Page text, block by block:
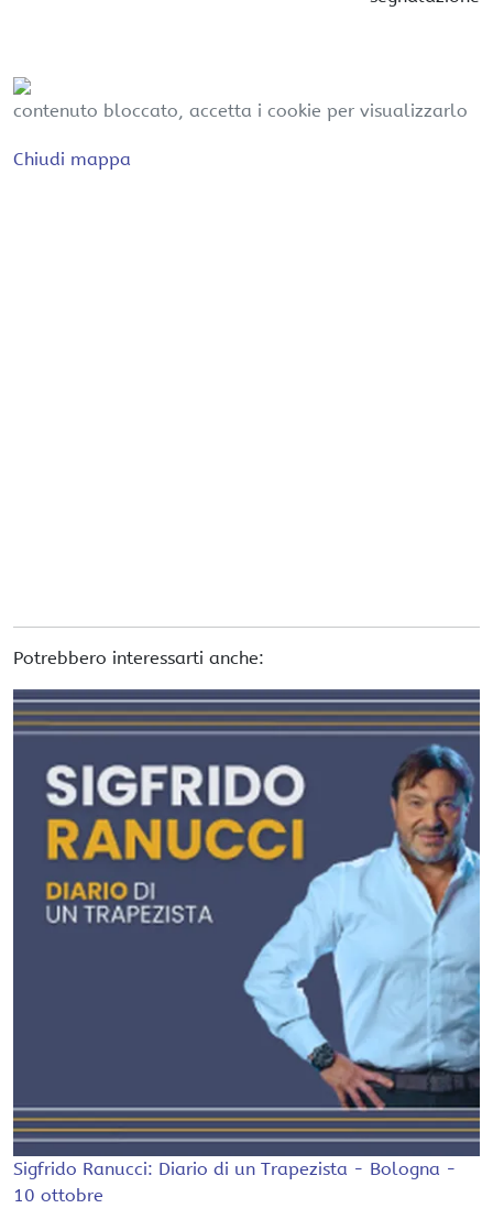
contenuto bloccato, accetta i cookie per visualizzarlo
Chiudi mappa
Potrebbero interessarti anche:
Sigfrido Ranucci: Diario di un Trapezista - Bologna -
10 ottobre